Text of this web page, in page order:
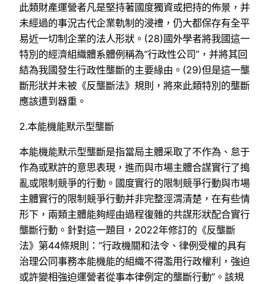
此類財產運營者凡是堅持著國度獨資或把持的佈景，并
未經過的事況古代企業軌制的浸禮，仍大都保存有全平
易近一切制企業的法人形狀。(28)國外學者將我國這一
特別的經濟組織體系體例稱為“行政性公司”，并將其回
結為我國發生行政性壟斷的主要緣由。(29)但是這一壟
斷形狀并未被《反壟斷法》規則，將來此類特別的壟斷
應該遭到器重。
2.本能機能默示型壟斷
本能機能默示型壟斷是指當局主體采取了不作為、怠于
作為或默許的意思表現，進而與市場主體合謀實行了搗
亂或限制競爭的行動。國度實行的限制競爭行動與市場
主體實行的限制競爭行動并非完整涇渭清楚，在有些情
形下，兩類主體能夠經由過程復雜的共謀形狀配合實行
壟斷行動。針對這一題目，2022年修訂的《反壟斷
法》第44條規則：“行政機關和法令、律例受權的具有
治理公同事務本能機能的組織不得濫用行政權利，強迫
或許變相強迫運營者從事本律例定的壟斷行動”。該規